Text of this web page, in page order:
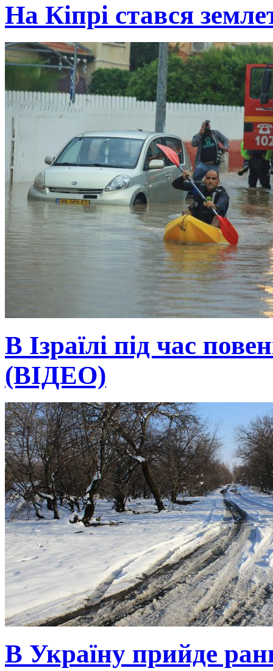
На Кіпрі стався
В Ізраїлі під час
(ВІДЕО)
В Україну прийде